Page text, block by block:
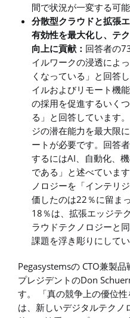
間で状況が一変する可
分散型クラウドと拡張
有効性を最大化し、テ
向上に貢献： 回答者の
イルワークの浸透によ
くなっている」と回答
イルおよびリモート機
の採用を促進するいく
る」と回答しています
ジの潜在能力を最大限
ートが必要です。回答
するにはAI、自動化、
である」と述べていま
ノロジーを「インテリ
価したのは22％に留ま
18％は、拡張エッジテ
ラウドテクノロジーと
課題を浮き彫りにしてい
Pegasystemsの CTO兼製
プレジデントのDon
す。 「真の競争上の優位
は、新しいデジタルテク